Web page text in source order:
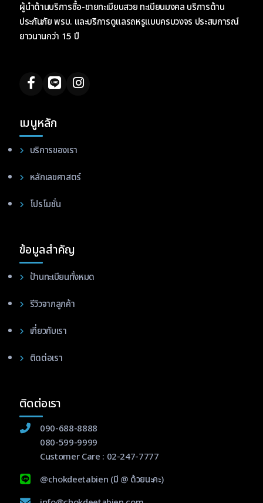
ผู้นำด้านบริการซื้อ-ขายทะเบียนสวย ทะเบียนมงคล บริการด้าน
ประกันภัย พรบ. และบริการดูแลรถหรูแบบครบวงจร ประสบการณ์
ยาวนานกว่า 15 ปี
เมนูหลัก
บริการของเรา
หลักเลขศาสตร์
โปรโมชั่น
ข้อมูลสำคัญ
ป้านทะเบียนทั้งหมด
รีวิวจากลูกค้า
เกี่ยวกับเรา
ติดต่อเรา
ติดต่อเรา
090-688-8888
080-599-9999
Customer Care : 02-247-7777
@chokdeetabien (มี @ ด้วยนะคะ)